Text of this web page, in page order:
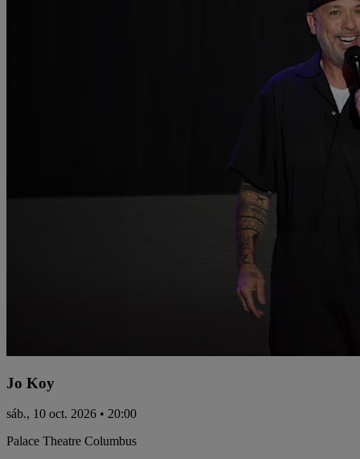
Jo Koy
sáb., 10 oct. 2026 • 20:00
Palace Theatre Columbus